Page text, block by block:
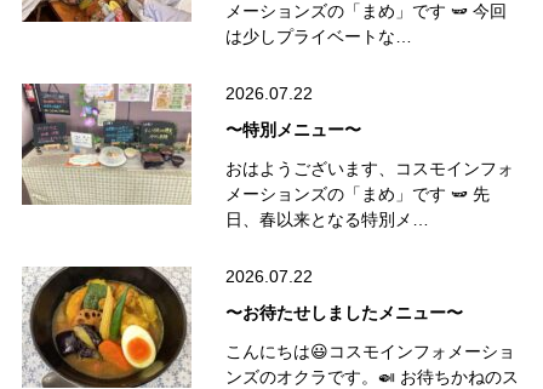
メーションズの「まめ」です 🫛 今回
は少しプライベートな…
2026.07.22
〜特別メニュー〜
おはようございます、コスモインフォ
メーションズの「まめ」です 🫛 先
日、春以来となる特別メ…
2026.07.22
〜お待たせしましたメニュー〜
こんにちは😃コスモインフォメーショ
ンズのオクラです。🍛 お待ちかねのス